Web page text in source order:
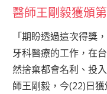
醫師王剛毅獲頒
「期盼透過這次得獎
牙科醫療的工作，在
然捨棄都會名利、投
師王剛毅，今(22)日